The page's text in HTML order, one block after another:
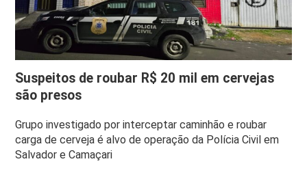
Suspeitos de roubar R$ 20 mil em cervejas
são presos
Grupo investigado por interceptar caminhão e roubar
carga de cerveja é alvo de operação da Polícia Civil em
Salvador e Camaçari